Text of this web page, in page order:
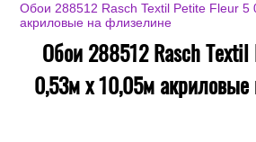
Обои 288512 Rasch Textil Petite Fleur 5
акриловые на флизелине
Обои 288512 Rasch
0,53м x 10,05м